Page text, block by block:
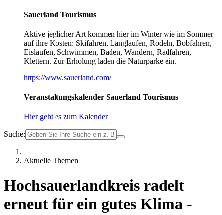
Sauerland Tourismus
Aktive jeglicher Art kommen hier im Winter wie im Sommer
auf ihre Kosten: Skifahren, Langlaufen, Rodeln, Bobfahren,
Eislaufen, Schwimmen, Baden, Wandern, Radfahren,
Klettern. Zur Erholung laden die Naturparke ein.
https://www.sauerland.com/
Veranstaltungskalender Sauerland Tourismus
Hier geht es zum Kalender
Suche:
Aktuelle Themen
Hochsauerlandkreis radelt
erneut für ein gutes Klima -